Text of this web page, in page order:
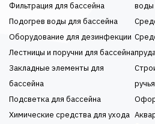
Фильтрация для бассейна
Подогрев воды для бассейна
Оборудование для дезинфекции
Лестницы и поручни для бассейна
Закладные элементы для
бассейна
Подсветка для бассейна
Химические средства для ухода
воды
ручья